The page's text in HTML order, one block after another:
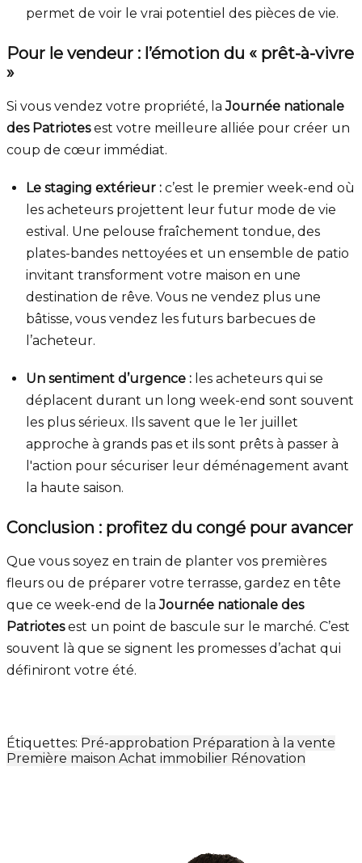
permet de voir le vrai potentiel des pièces de vie.
Pour le vendeur : l’émotion du « prêt-à-vivre
»
Si vous vendez votre propriété, laJournée nationale
des Patriotesest votre meilleure alliée pour créer un
coup de cœur immédiat.
Le staging extérieur : c’est le premier week-end où
les acheteurs projettent leur futur mode de vie
estival. Une pelouse fraîchement tondue, des
plates-bandes nettoyées et un ensemble de patio
invitant transforment votre maison en une
destination de rêve. Vous ne vendez plus une
bâtisse, vous vendez les futurs barbecues de
l’acheteur.
Un sentiment d’urgence : les acheteurs qui se
déplacent durant un long week-end sont souvent
les plus sérieux. Ils savent que le 1er juillet
approche à grands pas et ils sont prêts à passer à
l'action pour sécuriser leur déménagement avant
la haute saison.
Conclusion : profitez du congé pour avancer
Que vous soyez en train de planter vos premières
fleurs ou de préparer votre terrasse, gardez en tête
que ce week-end de laJournée nationale des
Patriotesest un point de bascule sur le marché. C’est
souvent là que se signent les promesses d’achat qui
définiront votre été.
Étiquettes: Pré-approbation Préparation à la vente
Première maison Achat immobilier Rénovation